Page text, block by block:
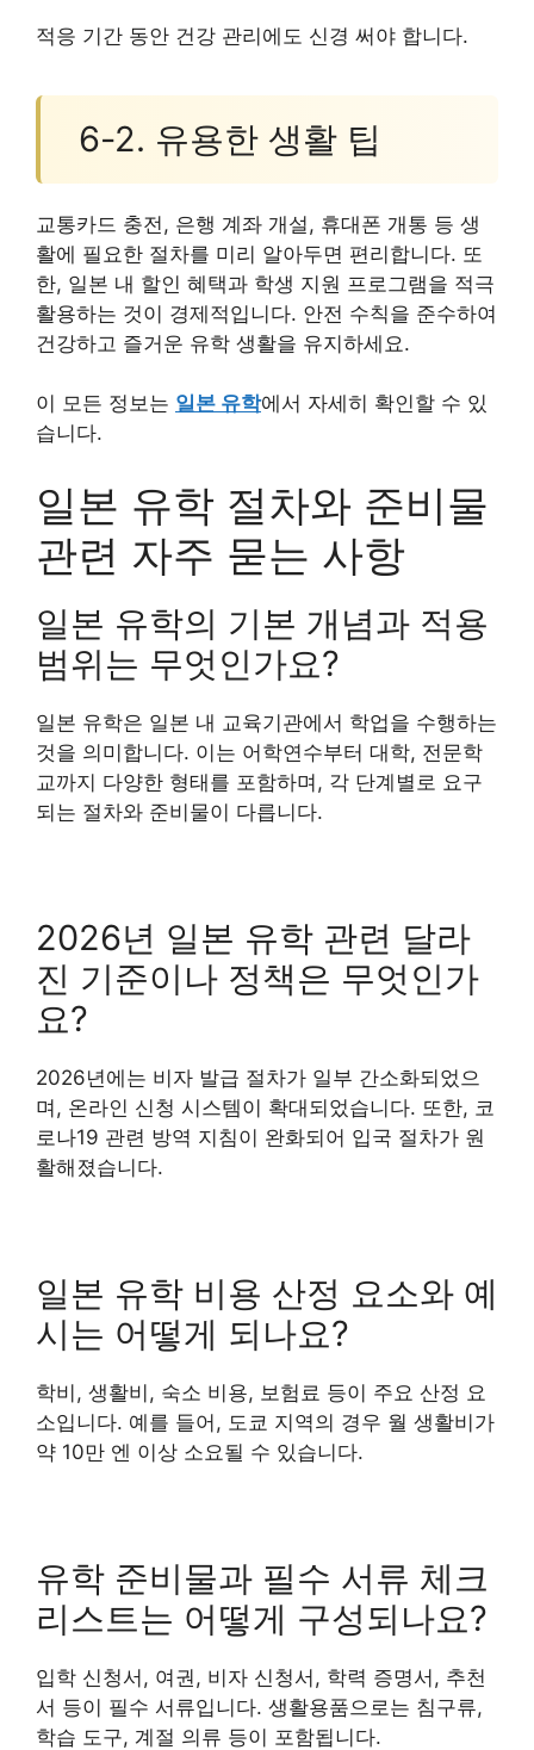
적응 기간 동안 건강 관리에도 신경 써야 합니다.
6-2. 유용한 생활 팁
교통카드 충전, 은행 계좌 개설, 휴대폰 개통 등 생
활에 필요한 절차를 미리 알아두면 편리합니다. 또
한, 일본 내 할인 혜택과 학생 지원 프로그램을 적극
활용하는 것이 경제적입니다. 안전 수칙을 준수하여
건강하고 즐거운 유학 생활을 유지하세요.
이 모든 정보는 일본 유학에서 자세히 확인할 수 있
습니다.
일본 유학 절차와 준비물
관련 자주 묻는 사항
일본 유학의 기본 개념과 적용
범위는 무엇인가요?
일본 유학은 일본 내 교육기관에서 학업을 수행하는
것을 의미합니다. 이는 어학연수부터 대학, 전문학
교까지 다양한 형태를 포함하며, 각 단계별로 요구
되는 절차와 준비물이 다릅니다.
2026년 일본 유학 관련 달라
진 기준이나 정책은 무엇인가
요?
2026년에는 비자 발급 절차가 일부 간소화되었으
며, 온라인 신청 시스템이 확대되었습니다. 또한, 코
로나19 관련 방역 지침이 완화되어 입국 절차가 원
활해졌습니다.
일본 유학 비용 산정 요소와 예
시는 어떻게 되나요?
학비, 생활비, 숙소 비용, 보험료 등이 주요 산정 요
소입니다. 예를 들어, 도쿄 지역의 경우 월 생활비가
약 10만 엔 이상 소요될 수 있습니다.
유학 준비물과 필수 서류 체크
리스트는 어떻게 구성되나요?
입학 신청서, 여권, 비자 신청서, 학력 증명서, 추천
서 등이 필수 서류입니다. 생활용품으로는 침구류,
학습 도구, 계절 의류 등이 포함됩니다.